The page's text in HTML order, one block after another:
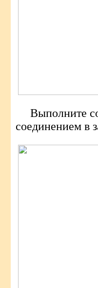
Выполните
соединением в